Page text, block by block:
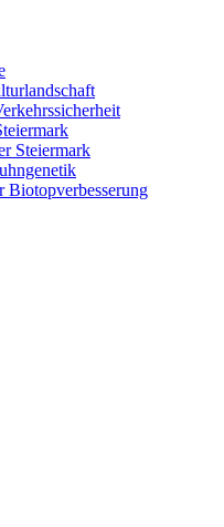
Steiermark
Biotopverbesserung